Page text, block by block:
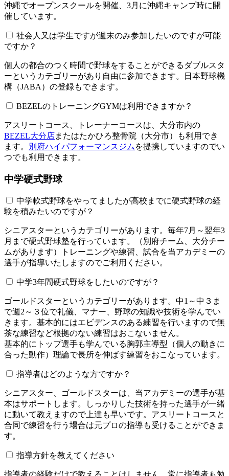
沖縄でオープンスクールを開催、3月に沖縄キャンプ時に開
催しています。
社会人又は学生ですが週末のみ参加したいのですが可能
ですか？
個人の都合のつく時間で野球をすることができるダブルスタ
ーというカテゴリーがあり自由に参加できます。日本野球機
構（JABA）の登録もできます。
BEZELのトレーニングGYMは利用できますか？​​​​​
アスリートコース、トレーナーコースは、大分市内の
BEZEL大分店またはたかひろ整骨院（大分市）も利用でき
ます。
別府ハイパフォーマンスジム を提携していますのでい
つでも利用できます。
中学硬式野球
中学軟式野球をやってましたが高校までに硬式野球の経
験を積みたいのですが？
シニアスターというカテゴリーがあります。毎年7月～翌年3
月まで硬式野球塾を行っています。（別府チーム、大分チー
ムがあります）トレーニングや練習、試合を当アカデミーの
選手が指導いたしますのでご利用ください。
中学3年間硬式野球をしたいのですが？
ゴールドスターというカテゴリーがあります。中1～中３ま
で週2～３位で礼儀、マナー、野球の知識や技術を学んでい
きます。基本的にはエビデンスのある練習を行いますので無
茶な練習など根拠のない練習はおこないません。
基本的にトップ選手も学んでいる胸郭主導型（個人の動きに
合った動作）理論で長所を伸ばす練習をおこなっています。
指導者はどのような方ですか？
シニアスター、ゴールドスターは、当アカデミーの選手が基
本はサポートします。しっかりした技術を持った選手が一緒
に動いて教えますので上達も早いです。アスリートコースと
合同で練習を行う場合は元プロの指導も受けることができま
す。
指導方針を教えてください